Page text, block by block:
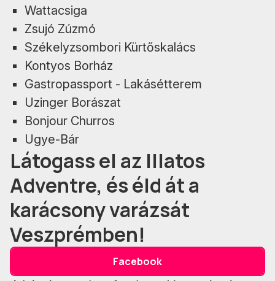
Wattacsiga
Zsujó Zúzmó
Székelyzsombori Kürtőskalács
Kontyos Borház
Gastropassport - Lakásétterem
Uzinger Borászat
Bonjour Churros
Ugye-Bár
Látogass el az Illatos
Adventre, és éld át a
karácsony varázsát
Veszprémben!
Facebook